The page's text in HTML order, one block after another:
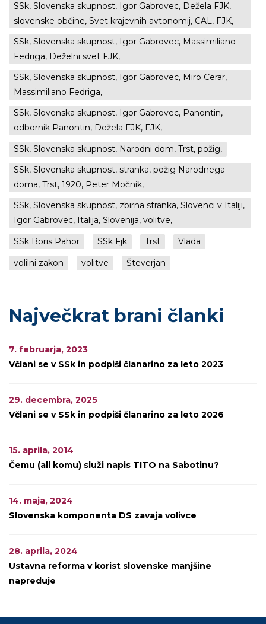
SSk, Slovenska skupnost, Igor Gabrovec, Dežela FJK,
slovenske občine, Svet krajevnih avtonomij, CAL, FJK,
SSk, Slovenska skupnost, Igor Gabrovec, Massimiliano
Fedriga, Deželni svet FJK,
SSk, Slovenska skupnost, Igor Gabrovec, Miro Cerar,
Massimiliano Fedriga,
SSk, Slovenska skupnost, Igor Gabrovec, Panontin,
odbornik Panontin, Dežela FJK, FJK,
SSk, Slovenska skupnost, Narodni dom, Trst, požig,
SSk, Slovenska skupnost, stranka, požig Narodnega
doma, Trst, 1920, Peter Močnik,
SSk, Slovenska skupnost, zbirna stranka, Slovenci v Italiji,
Igor Gabrovec, Italija, Slovenija, volitve,
SSk Boris Pahor
SSk Fjk Trst
Vlada
volilni zakon
volitve Števerjan
Največkrat brani članki
7. februarja, 2023
Včlani se v SSk in podpiši članarino za leto 2023
29. decembra, 2025
Včlani se v SSk in podpiši članarino za leto 2026
15. aprila, 2014
Čemu (ali komu) služi napis TITO na Sabotinu?
14. maja, 2024
Slovenska komponenta DS zavaja volivce
28. aprila, 2024
Ustavna reforma v korist slovenske manjšine
napreduje